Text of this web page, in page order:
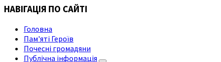
НАВІГАЦІЯ ПО САЙТІ
Головна
Пам'яті Героїв
Почесні громадяни
Публічна інформація